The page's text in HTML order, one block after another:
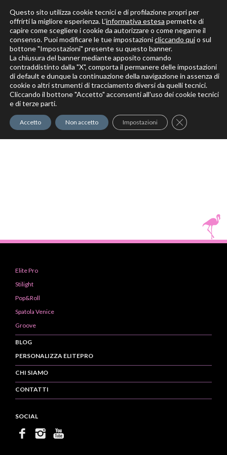
Solo per veri decoratori
Elite Pro
Elite Pro
Stilight
Pop&Roll
Spatola Venice
Groove
BLOG
PERSONALIZZA ELITEPRO
CHI SIAMO
CONTATTI
SOCIAL
Questo sito utilizza cookie tecnici e di profilazione propri per
offrirti la migliore esperienza. L’informativa estesa permette di
capire come scegliere i cookie da autorizzare o come negarne il
consenso. Puoi modificare le tue impostazionicliccando quio sul
bottone "Impostazioni" presente su questo banner.
La chiusura del banner mediante apposito comando
contraddistinto dalla "X", comporta il permanere delle impostazioni
di default e dunque la continuazione della navigazione in assenza di
cookie o altri strumenti di tracciamento diversi da quelli tecnici.
Cliccando il bottone "Accetto" acconsenti all'uso dei cookie tecnici
e di terze parti.
Accetto Non accetto Impostazioni Close GDPR